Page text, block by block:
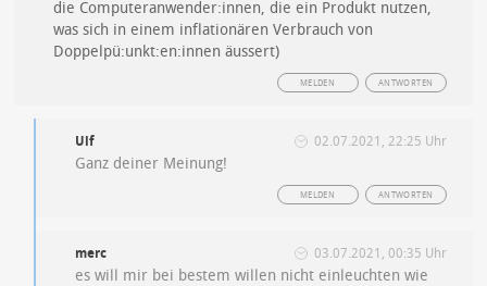
die Computeranwender:innen, die ein Produkt nutzen,
was sich in einem inflationären Verbrauch von
Doppelpü:unkt:en:innen äussert)
ANTWORTEN
MELDEN
Ulf 02.07.2021, 22:25 Uhr
Ganz deiner Meinung!
ANTWORTEN
MELDEN
merc 03.07.2021, 00:35 Uhr
es will mir bei bestem willen nicht einleuchten wie